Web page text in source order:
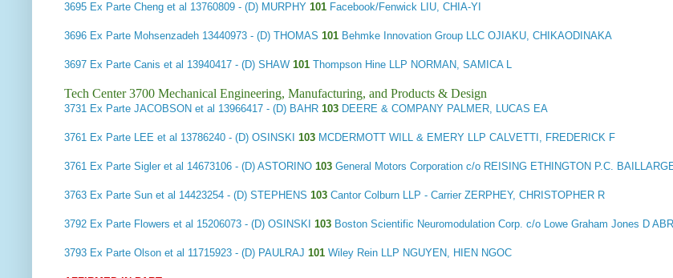
3695 Ex Parte Cheng et al 13760809 - (D) MURPHY 101 Facebook/Fenwick LIU, CHIA-YI
3696 Ex Parte Mohsenzadeh 13440973 - (D) THOMAS 101 Behmke Innovation Group LLC OJIAKU, CHIKAODINAKA
3697 Ex Parte Canis et al 13940417 - (D) SHAW 101 Thompson Hine LLP NORMAN, SAMICA L
Tech Center 3700 Mechanical Engineering, Manufacturing, and Products & Design
3731 Ex Parte JACOBSON et al 13966417 - (D) BAHR 103 DEERE & COMPANY PALMER, LUCAS EA
3761 Ex Parte LEE et al 13786240 - (D) OSINSKI 103 MCDERMOTT WILL & EMERY LLP CALVETTI, FREDERICK F
3761 Ex Parte Sigler et al 14673106 - (D) ASTORINO 103 General Motors Corporation c/o REISING ETHINGTON P.C.
3763 Ex Parte Sun et al 14423254 - (D) STEPHENS 103 Cantor Colburn LLP - Carrier ZERPHEY, CHRISTOPHER R
3792 Ex Parte Flowers et al 15206073 - (D) OSINSKI 103 Boston Scientific Neuromodulation Corp. c/o Lowe Graham Jones D
3793 Ex Parte Olson et al 11715923 - (D) PAULRAJ 101 Wiley Rein LLP NGUYEN, HIEN NGOC